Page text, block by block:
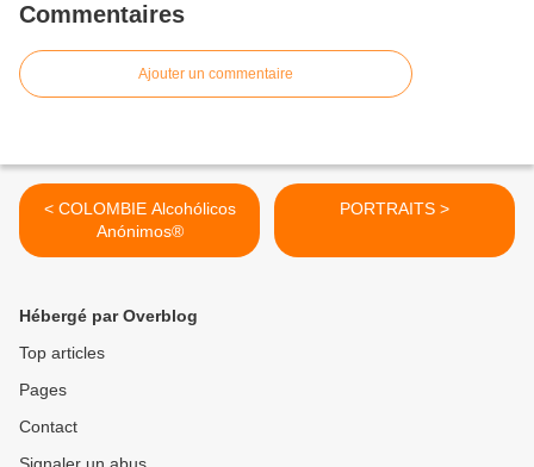
Commentaires
Ajouter un commentaire
< COLOMBIE Alcohólicos
Anónimos®
PORTRAITS >
Hébergé par Overblog
Top articles
Pages
Contact